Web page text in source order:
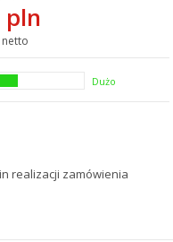
pln
netto
Dużo
realizacji zamówienia